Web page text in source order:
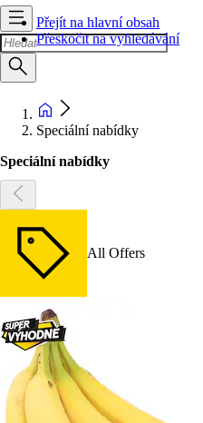
Přejít na hlavní obsah
Přeskočit na vyhledávání
Speciální nabídky
Speciální nabídky
All Offers